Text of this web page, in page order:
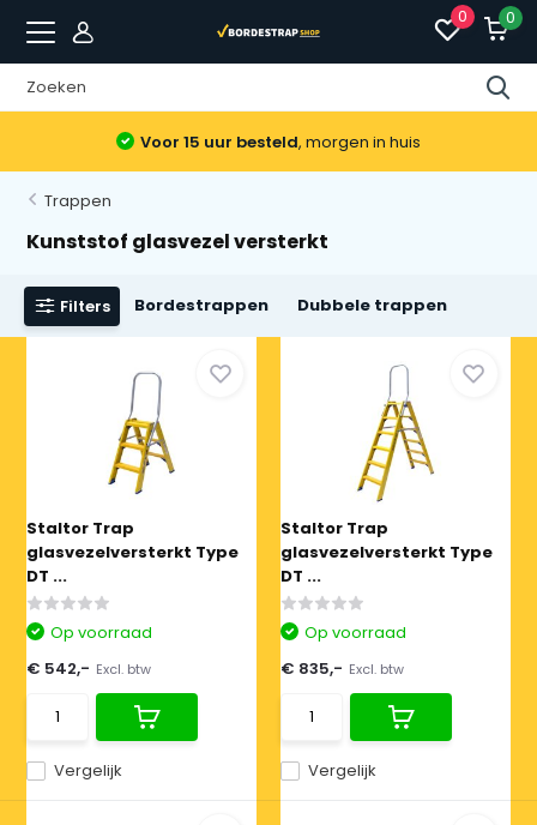
0 0
Voor 15 uur besteld, morgen in huis
Trappen
Kunststof glasvezel versterkt
Filters Bordestrappen Dubbele trappen
Staltor Trap
glasvezelversterkt Type
DT ...
Vergelijk
Op voorraad
€ 542,- Excl. btw
Staltor Trap
glasvezelversterkt Type
DT ...
Vergelijk
Op voorraad
€ 835,- Excl. btw